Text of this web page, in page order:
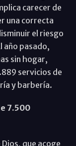
carecer de
una correcta
el riesgo
año pasado,
sin hogar,
servicios de
y barbería.
7.500
que acoge